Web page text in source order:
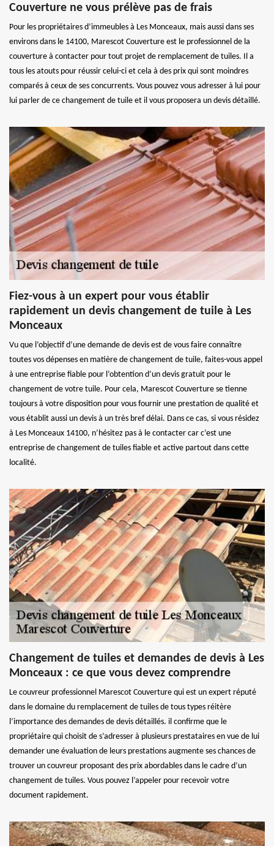
Couverture ne vous prélève pas de frais
Pour les propriétaires d’immeubles à Les Monceaux, mais aussi dans ses
environs dans le 14100, Marescot Couverture est le professionnel de la
couverture à contacter pour tout projet de remplacement de tuiles. Il a
tous les atouts pour réussir celui-ci et cela à des prix qui sont moindres
comparés à ceux de ses concurrents. Vous pouvez vous adresser à lui pour
lui parler de ce changement de tuile et il vous proposera un devis détaillé.
Fiez-vous à un expert pour vous établir
rapidement un devis changement de tuile à Les
Monceaux
Vu que l’objectif d’une demande de devis est de vous faire connaître
toutes vos dépenses en matière de changement de tuile, faites-vous appel
à une entreprise fiable pour l’obtention d’un devis gratuit pour le
changement de votre tuile. Pour cela, Marescot Couverture se tienne
toujours à votre disposition pour vous fournir une prestation de qualité et
vous établit aussi un devis à un très bref délai. Dans ce cas, si vous résidez
à Les Monceaux 14100, n’hésitez pas à le contacter car c’est une
entreprise de changement de tuiles fiable et active partout dans cette
localité.
Changement de tuiles et demandes de devis à Les
Monceaux : ce que vous devez comprendre
Le couvreur professionnel Marescot Couverture qui est un expert réputé
dans le domaine du remplacement de tuiles de tous types réitère
l’importance des demandes de devis détaillés. il confirme que le
propriétaire qui choisit de s’adresser à plusieurs prestataires en vue de lui
demander une évaluation de leurs prestations augmente ses chances de
trouver un couvreur proposant des prix abordables dans le cadre d’un
changement de tuiles. Vous pouvez l’appeler pour recevoir votre
document rapidement.